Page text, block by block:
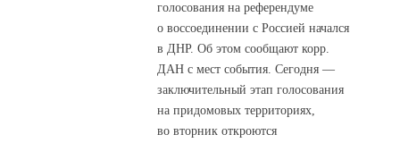
голосования на референдуме
о воссоединении с Россией начался
в ДНР. Об этом сообщают корр.
ДАН с мест события. Сегодня —
заключительный этап голосования
на придомовых территориях,
во вторник откроются